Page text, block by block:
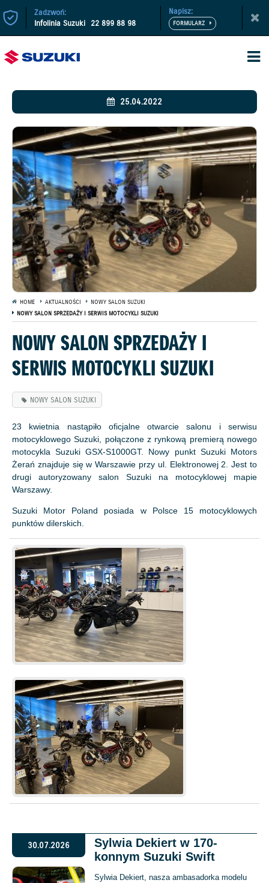
Zadzwoń:
Infolinia Suzuki 22 899 88 98
Napisz:
25.04.2022
HOME AKTUALNOŚCI
NOWY SALON SUZUKI
NOWY SALON SPRZEDAŻY I SERWIS MOTOCYKLI SUZUKI
NOWY SALON SPRZEDAŻY I
SERWIS MOTOCYKLI SUZUKI
NOWY SALON SUZUKI
23 kwietnia nastąpiło oficjalne otwarcie salonu i serwisu
motocyklowego Suzuki, połączone z rynkową premierą nowego
motocykla Suzuki GSX-S1000GT. Nowy punkt Suzuki Motors
Żerań znajduje się w Warszawie przy ul. Elektronowej 2. Jest to
drugi autoryzowany salon Suzuki na motocyklowej mapie
Warszawy.
Suzuki Motor Poland posiada w Polsce 15 motocyklowych
punktów dilerskich.
30.07.2026
Sylwia Dekiert w 170-
konnym Suzuki Swift
Sylwia Dekiert, nasza ambasadorka modelu